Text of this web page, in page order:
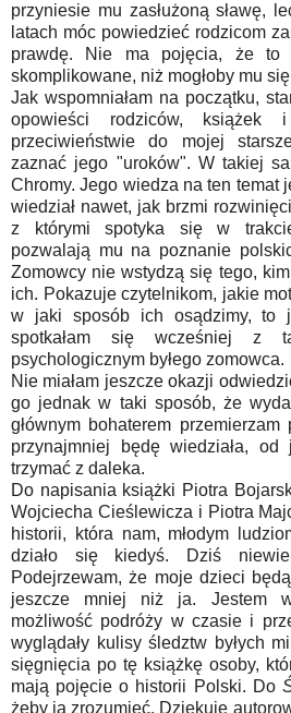
przyniesie mu zasłużoną sławę,
latach móc powiedzieć rodzicom
prawdę. Nie ma pojęcia, że to
skomplikowane, niż mogłoby mu
Jak wspomniałam na początku,
opowieści rodziców,
przeciwieństwie do mojej
zaznać jego "uroków". W takiej
Chromy. Jego wiedza na ten temat
wiedział nawet, jak brzmi
z którymi spotyka się w
pozwalają mu na poznanie
Zomowcy nie wstydzą się tego,
ich. Pokazuje czytelnikom, jakie
w jaki sposób ich osądzimy, to
spotkałam się wcześniej z
psychologicznym byłego zomowca.
Nie miałam jeszcze okazji
go jednak w taki sposób, że
głównym bohaterem
przynajmniej będę wiedziała,
trzymać z daleka.
Do napisania książki Piotra
Wojciecha Cieślewicza i Piotra
historii, która nam, młodym
działo się kiedyś. Dziś
Podejrzewam, że moje dzieci
jeszcze mniej niż ja. Jestem
możliwość podróży w czasie i
wyglądały kulisy śledztw byłych
sięgnięcia po tę książkę osoby,
mają pojęcie o historii Polski. Do
żeby ją zrozumieć. Dziękuję